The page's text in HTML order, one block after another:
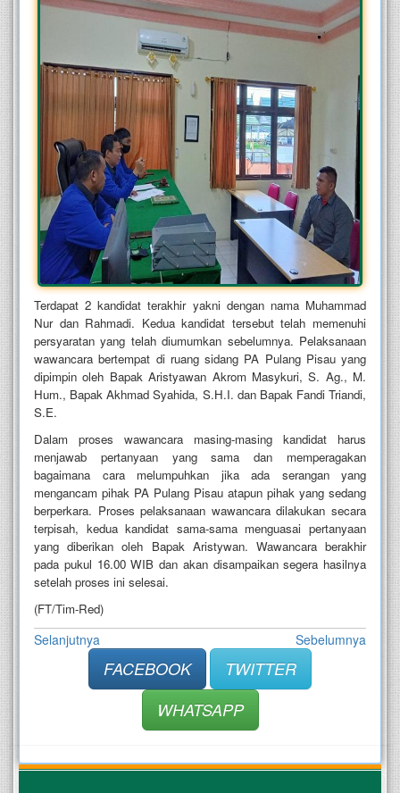
Terdapat 2 kandidat terakhir yakni dengan nama Muhammad
Nur dan Rahmadi. Kedua kandidat tersebut telah memenuhi
persyaratan yang telah diumumkan sebelumnya. Pelaksanaan
wawancara bertempat di ruang sidang PA Pulang Pisau yang
dipimpin oleh Bapak Aristyawan Akrom Masykuri, S. Ag., M.
Hum., Bapak Akhmad Syahida, S.H.I. dan Bapak Fandi Triandi,
S.E.
Dalam proses wawancara masing-masing kandidat harus
menjawab pertanyaan yang sama dan memperagakan
bagaimana cara melumpuhkan jika ada serangan yang
mengancam pihak PA Pulang Pisau atapun pihak yang sedang
berperkara. Proses pelaksanaan wawancara dilakukan secara
terpisah, kedua kandidat sama-sama menguasai pertanyaan
yang diberikan oleh Bapak Aristywan. Wawancara berakhir
pada pukul 16.00 WIB dan akan disampaikan segera hasilnya
setelah proses ini selesai.
(FT/Tim-Red)
Selanjutnya Sebelumnya
FACEBOOK
TWITTER
WHATSAPP